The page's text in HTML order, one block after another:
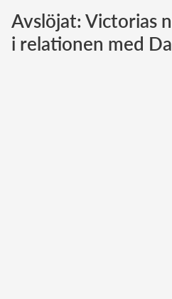
Norska
Danska
Avslöjat: Victorias
i relationen med